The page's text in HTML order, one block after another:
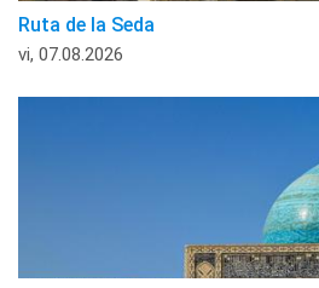
Ruta de la Seda
vi, 07.08.2026